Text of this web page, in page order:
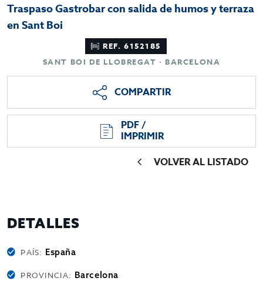
Traspaso Gastrobar con salida de humos y terraza
en Sant Boi
REF. 6152185
SANT BOI DE LLOBREGAT · BARCELONA
COMPARTIR
PDF /
IMPRIMIR
VOLVER AL LISTADO
DETALLES
PAÍS: España
PROVINCIA: Barcelona